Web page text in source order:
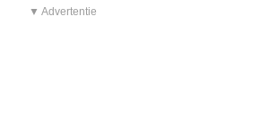
▼ Advertentie